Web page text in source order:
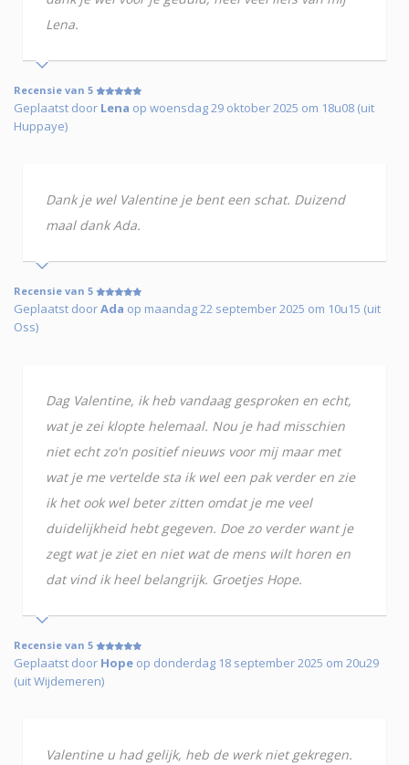
Lena.
Recensie van 5
Geplaatst door Lena op woensdag 29 oktober 2025 om 18u08 (uit
Huppaye)
Dank je wel Valentine je bent een schat. Duizend
maal dank Ada.
Recensie van 5
Geplaatst doorAda op maandag 22 september 2025 om 10u15 (uit
Oss)
Dag Valentine, ik heb vandaag gesproken en echt,
wat je zei klopte helemaal. Nou je had misschien
niet echt zo'n positief nieuws voor mij maar met
wat je me vertelde sta ik wel een pak verder en zie
ik het ook wel beter zitten omdat je me veel
duidelijkheid hebt gegeven. Doe zo verder want je
zegt wat je ziet en niet wat de mens wilt horen en
dat vind ik heel belangrijk. Groetjes Hope.
Recensie van 5
Geplaatst door Hope op donderdag 18 september 2025 om 20u29
(uit Wijdemeren)
Valentine u had gelijk, heb de werk niet gekregen.